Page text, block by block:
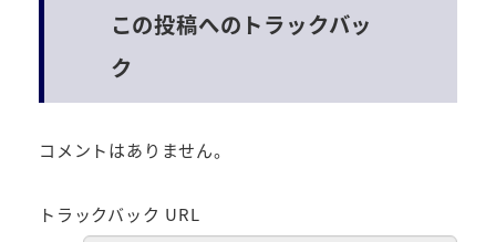
この投稿へのトラックバッ
ク
コメントはありません。
トラックバック URL